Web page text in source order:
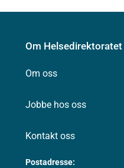
Om Helsedirektoratet
Om oss
Jobbe hos oss
Kontakt oss
Postadresse: